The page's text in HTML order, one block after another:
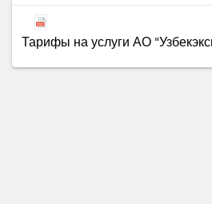
Тарифы на услуги АО